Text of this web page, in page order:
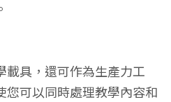
載具，還可作為生產力工
您可以同時處理教學內容和